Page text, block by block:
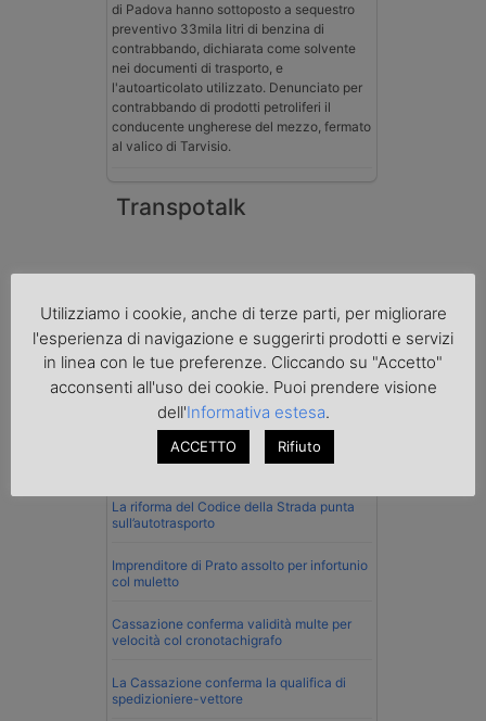
di Padova hanno sottoposto a sequestro
preventivo 33mila litri di benzina di
contrabbando, dichiarata come solvente
nei documenti di trasporto, e
l'autoarticolato utilizzato. Denunciato per
contrabbando di prodotti petroliferi il
conducente ungherese del mezzo, fermato
al valico di Tarvisio.
Transpotalk
Normativa
La riforma del Codice della Strada punta
sull’autotrasporto
Imprenditore di Prato assolto per infortunio
col muletto
Cassazione conferma validità multe per
velocità col cronotachigrafo
La Cassazione conferma la qualifica di
spedizioniere-vettore
Utilizziamo i cookie, anche di terze parti, per migliorare
l'esperienza di navigazione e suggerirti prodotti e servizi
in linea con le tue preferenze. Cliccando su "Accetto"
acconsenti all'uso dei cookie. Puoi prendere visione
dell'Informativa estesa.
ACCETTO Rifiuto